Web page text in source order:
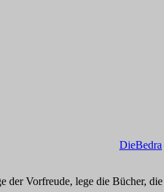
DieBedra
Vorfreude, lege die Bücher,